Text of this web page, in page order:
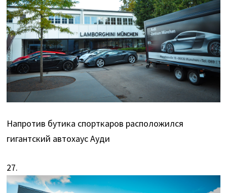
Напротив бутика спорткаров расположился
гигантский автохаус Ауди
27.